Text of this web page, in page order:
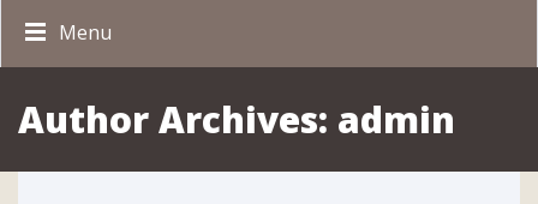
Menu
Author Archives: admin